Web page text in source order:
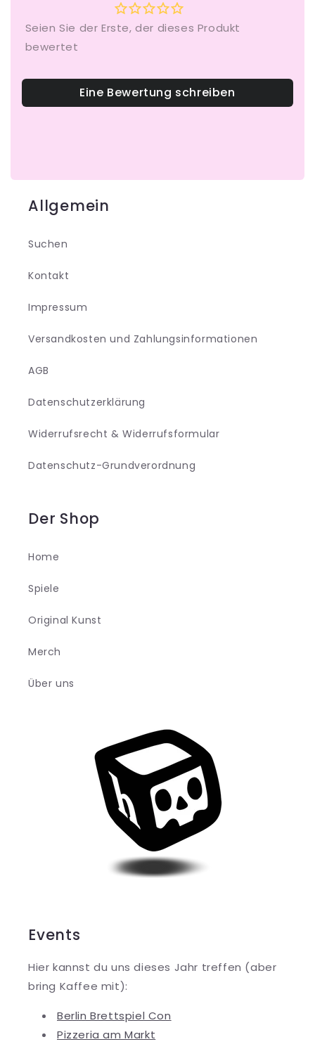
Eine Bewertung schreiben
Allgemein
Suchen
Kontakt
Impressum
Versandkosten und Zahlungsinformationen
AGB
Datenschutzerklärung
Widerrufsrecht & Widerrufsformular
Datenschutz-Grundverordnung
Der Shop
Home
Spiele
Original Kunst
Merch
Über uns
Events
Hier kannst du uns dieses Jahr treffen (aber
bring Kaffee mit):
Berlin Brettspiel Con
Pizzeria am Markt